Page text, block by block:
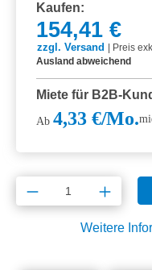
Kaufen:
154,41 €
zzgl. Versand
Preis
Ausland abweichend
Miete für B2B-
Ab 4,33 €/Mo.
Produkt
Weitere